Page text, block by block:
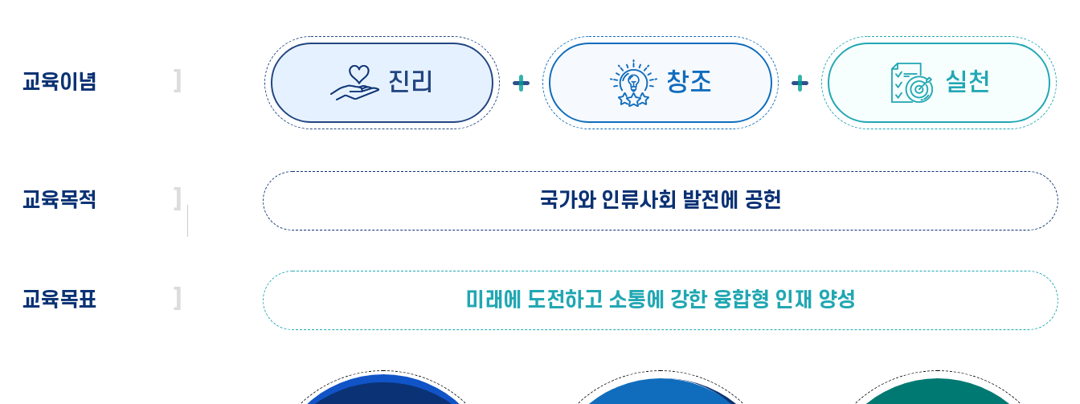
교육이념 진리 창조 실천
교육목적 국가와 인류사회 발전에 공헌
교육목표 미래에 도전하고 소통에 강한 융합형 인재 양성